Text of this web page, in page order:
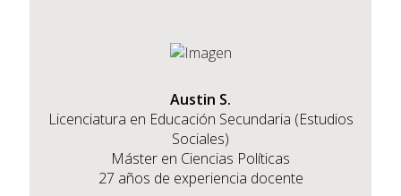
Austin S.
Licenciatura en Educación Secundaria (Estudios
Sociales)
Máster en Ciencias Políticas
27 años de experiencia docente